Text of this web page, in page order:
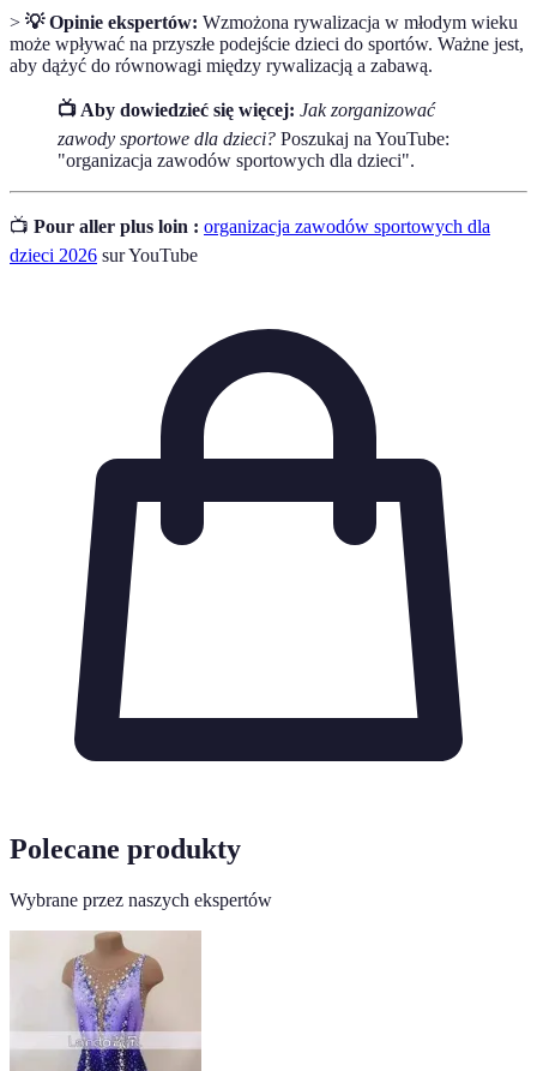
> 💡 Opinie ekspertów: Wzmożona rywalizacja w młodym wieku
może wpływać na przyszłe podejście dzieci do sportów. Ważne jest,
aby dążyć do równowagi między rywalizacją a zabawą.
📺 Aby dowiedzieć się więcej: Jak zorganizować
zawody sportowe dla dzieci? Poszukaj na YouTube:
"organizacja zawodów sportowych dla dzieci".
📺 Pour aller plus loin : organizacja zawodów sportowych dla
dzieci 2026 sur YouTube
Polecane produkty
Wybrane przez naszych ekspertów